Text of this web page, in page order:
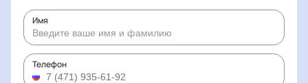
Имя
Телефон